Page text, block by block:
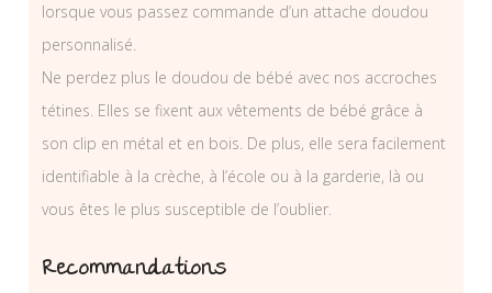
lorsque vous passez commande d’un attache doudou
personnalisé.
Ne perdez plus le doudou de bébé avec nos accroches
tétines. Elles se fixent aux vêtements de bébé grâce à
son clip en métal et en bois. De plus, elle sera facilement
identifiable à la crèche, à l’école ou à la garderie, là ou
vous êtes le plus susceptible de l’oublier.
Recommandations